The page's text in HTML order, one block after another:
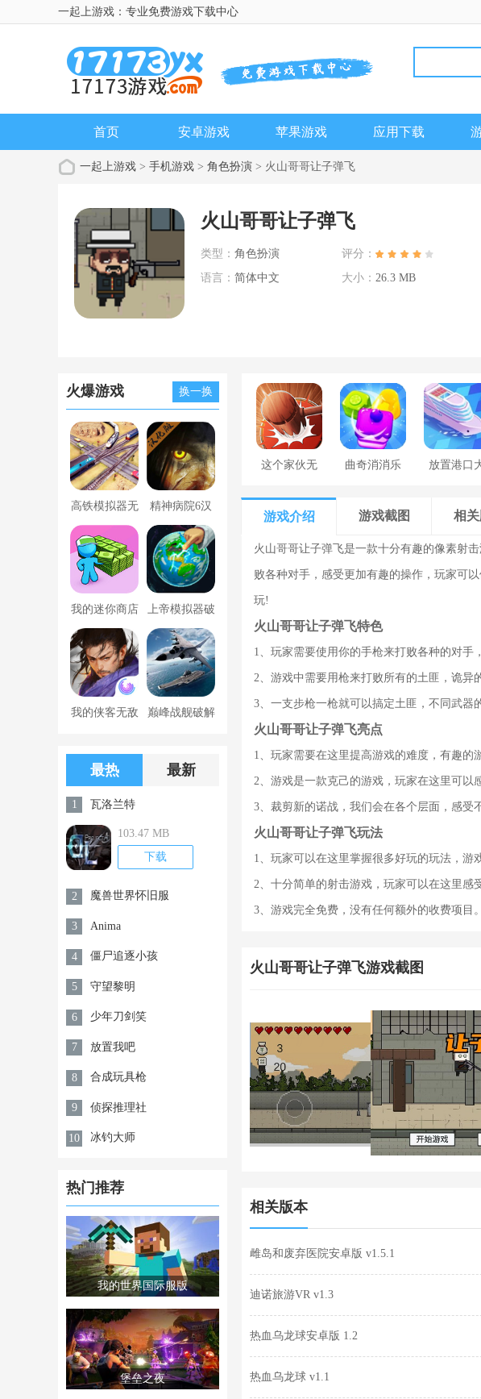
一起上游戏：专业免费游戏下载中心
首页 安卓游戏 苹果游戏 应用下载
一起上游戏 > 手机游戏 > 角色扮演 > 火山哥哥让子弹飞
火山哥哥让子弹飞
类型： 角色扮演 评分：
语言： 简体中文 大小： 26.3 MB
火爆游戏 换一换
高铁模拟器无
限金币版
精神病院6汉
化版下载
我的迷你商店
破解版无限金
币版下载中文
上帝模拟器破
解版全解锁无
广告
我的侠客无敌 巅峰战舰破解
限钻石
最热 最新
1 瓦洛兰特
103.47 MB
下载
2 魔兽世界怀旧服
3 Anima
4 僵尸追逐小孩
5 守望黎明
6 少年刀剑笑
7 放置我吧
8 合成玩具枪
9 侦探推理社
10 冰钓大师
热门推荐
我的世界国际服版
堡垒之夜
这个家伙无 曲奇消消乐 放置港口
游戏介绍 游戏截图 相
火山哥哥让子弹飞是一款十分有趣的像素射
败各种对手，感受更加有趣的操作，玩家可
玩!
火山哥哥让子弹飞特色
1、玩家需要使用你的手枪来打败各种的对手
2、游戏中需要用枪来打败所有的土匪，诡异
3、一支步枪一枪就可以搞定土匪，不同武器
火山哥哥让子弹飞亮点
1、玩家需要在这里提高游戏的难度，有趣的
2、游戏是一款克己的游戏，玩家在这里可以
3、裁剪新的诺战，我们会在各个层面，感受
火山哥哥让子弹飞玩法
1、玩家可以在这里掌握很多好玩的玩法，游
2、十分简单的射击游戏，玩家可以在这里感
3、游戏完全免费，没有任何额外的收费项目
火山哥哥让子弹飞游戏截图
相关版本
雌岛和废弃医院安卓版 v1.5.1
迪诺旅游VR v1.3
热血乌龙球安卓版 1.2
热血乌龙球 v1.1